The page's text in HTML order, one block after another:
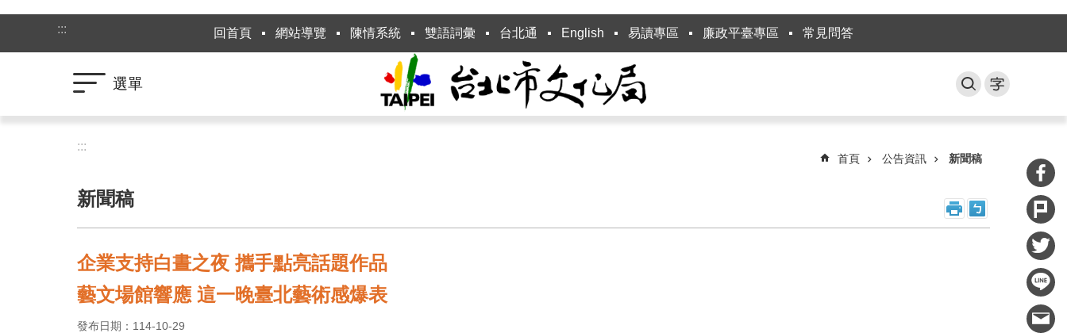
跳到主要內容區塊
:::
回首頁 網站導覽 陳情系統 雙語詞彙 台北通 English 易讀專區 廉政平臺專區 常見問答
選單
:::
首頁 公告資訊 新聞稿
新聞稿
企業支持白晝之夜 攜手點亮話題作品
藝文場館響應 這一晚臺北藝術感爆表
發布日期：114-10-29